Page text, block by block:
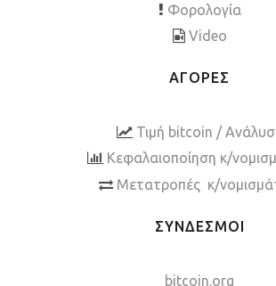
Φορολογία
Video
ΑΓΟΡΕΣ
Τιμή bitcoin /
Κεφαλαιοποίηση κ/
Μετατροπές κ/
ΣΥΝΔΕΣΜΟΙ
bitcoin.org